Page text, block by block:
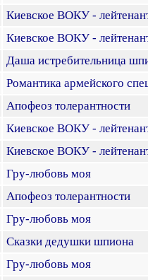
Киевское ВОКУ -
Киевское ВОКУ -
Даша истребительница
Романтика армейского
Апофеоз толерантности
Киевское ВОКУ -
Киевское ВОКУ -
Гру-любовь моя
Апофеоз толерантности
Гру-любовь моя
Сказки дедушки шпиона
Гру-любовь моя